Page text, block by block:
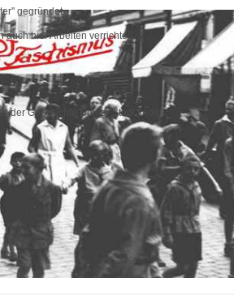
gegründet.
hier Arbeiten verrichten.
der Geschichte Deiner Stadt finden.
- ein kleiner Rückblick
Rückblick